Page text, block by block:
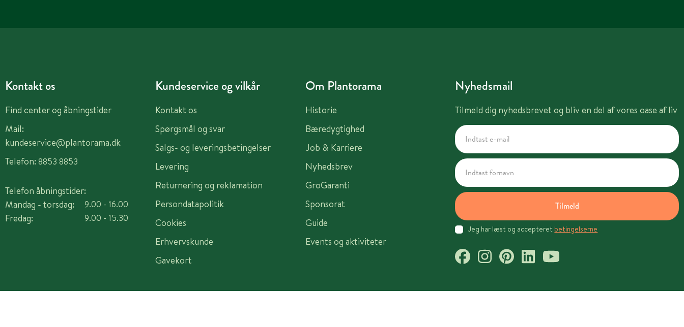
Kontakt os
Find center og åbningstider
Mail:
kundeservice@plantorama.dk
Telefon: 8853 8853
Telefon åbningstider:
Mandag - torsdag:
Fredag:
9.00 - 16.00
9.00 - 15.30
Kundeservice og vilkår
Kontakt os
Spørgsmål og svar
Salgs- og leveringsbetingelser
Levering
Returnering og reklamation
Persondatapolitik
Cookies
Erhvervskunde
Gavekort
Om Plantorama
Historie
Bæredygtighed
Job & Karriere
Nyhedsbrev
GroGaranti
Sponsorat
Guide
Events og aktiviteter
Nyhedsmail
Tilmeld dig nyhedsbrevet og bliv en del af vores oase af liv
Tilmeld
Jeg har læst og accepteret betingelserne